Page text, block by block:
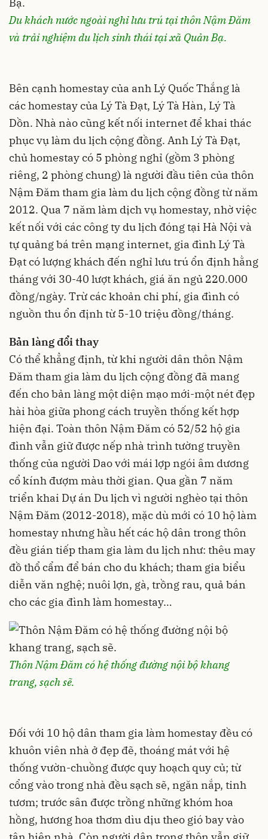
Du khách nước ngoài nghỉ lưu trú tại thôn Nậm Đăm
và trải nghiệm du lịch sinh thái tại xã Quản Bạ.
Bên cạnh homestay của anh Lý Quốc Thắng là
các homestay của Lý Tà Đạt, Lý Tà Hàn, Lý Tà
Dồn. Nhà nào cũng kết nối internet để khai thác
phục vụ làm du lịch cộng đồng. Anh Lý Tà Đạt,
chủ homestay có 5 phòng nghỉ (gồm 3 phòng
riêng, 2 phòng chung) là người đầu tiên của thôn
Nậm Đăm tham gia làm du lịch cộng đồng từ năm
2012. Qua 7 năm làm dịch vụ homestay, nhờ việc
kết nối với các công ty du lịch đóng tại Hà Nội và
tự quảng bá trên mạng internet, gia đình Lý Tà
Đạt có lượng khách đến nghỉ lưu trú ổn định hằng
tháng với 30-40 lượt khách, giá ăn ngủ 220.000
đồng/ngày. Trừ các khoản chi phí, gia đình có
nguồn thu ổn định từ 5-10 triệu đồng/tháng.
Bản làng đổi thay
Có thể khẳng định, từ khi người dân thôn Nậm
Đăm tham gia làm du lịch cộng đồng đã mang
đến cho bản làng một diện mạo mới-một nét đẹp
hài hòa giữa phong cách truyền thống kết hợp
hiện đại. Toàn thôn Nậm Đăm có 52/52 hộ gia
đình vẫn giữ được nếp nhà trình tường truyền
thống của người Dao với mái lợp ngói âm dương
cổ kính đượm màu thời gian. Qua gần 7 năm
triển khai Dự án Du lịch vì người nghèo tại thôn
Nậm Đăm (2012-2018), mặc dù mới có 10 hộ làm
homestay nhưng hầu hết các hộ dân trong thôn
đều gián tiếp tham gia làm du lịch như: thêu may
đồ thổ cẩm để bán cho du khách; tham gia biểu
diễn văn nghệ; nuôi lợn, gà, trồng rau, quả bán
cho các gia đình làm homestay…
Thôn Nậm Đăm có hệ thống đường nội bộ khang
trang, sạch sẽ.
Đối với 10 hộ dân tham gia làm homestay đều có
khuôn viên nhà ở đẹp đẽ, thoáng mát với hệ
thống vườn-chuồng được quy hoạch quy củ; từ
cổng vào trong nhà đều sạch sẽ, ngăn nắp, tinh
tươm; trước sân được trồng những khóm hoa
hồng, hương hoa thơm dìu dịu theo gió bay vào